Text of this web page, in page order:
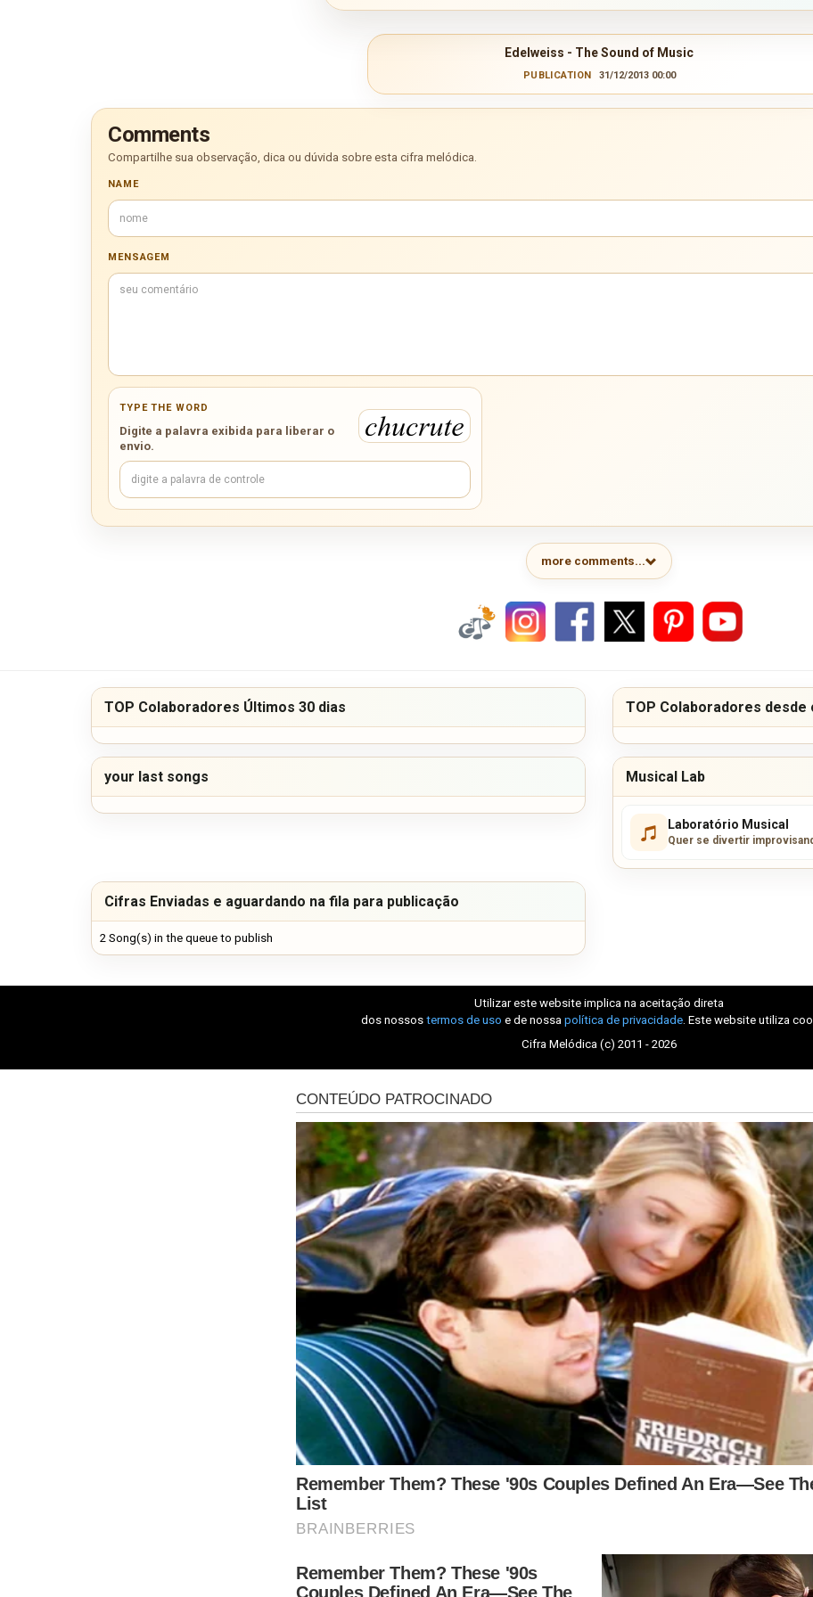
Edelweiss - The Sound of Music
PUBLICATION 31/12/2013 00:00
Comments
Compartilhe sua observação, dica ou dúvida sobre esta cifra melódica.
NAME
MENSAGEM
TYPE THE WORD
Digite a palavra exibida para liberar o
envio.
more comments...
TOP Colaboradores Últimos 30 dias TOP Colaboradores desde
your last songs Musical Lab
Laboratório Musical
Quer se divertir
Cifras Enviadas e aguardando na fila para publicação
2 Song(s) in the queue to publish
Utilizar este website implica na aceitação direta
dos nossos termos de uso e de nossa política de privacidade . Este website utiliza
Cifra Melódica (c) 2011 - 2026